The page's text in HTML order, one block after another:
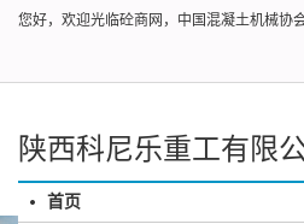
您好，欢迎光临砼商网，中国混凝土机械协
陕西科尼乐重工有限
首页